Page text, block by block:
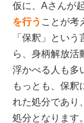
仮に、Aさんが
を行う ことが考
「保釈」とい
ら、身柄解放活
浮かべる人も多
もっとも、保釈
れた処分であり
処分となります。